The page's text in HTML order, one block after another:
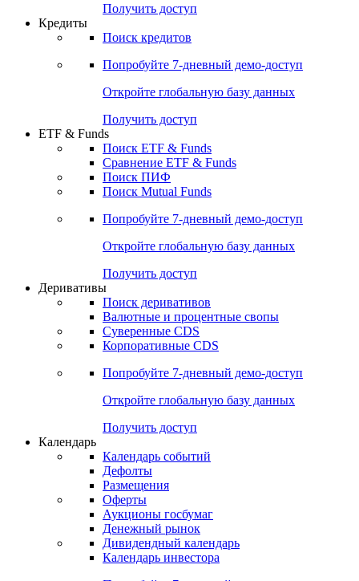
Получить доступ
Кредиты
Поиск кредитов
Попробуйте 7-дневный демо-доступ
Откройте глобальную базу данных
Получить доступ
ETF & Funds
Поиск ETF & Funds
Сравнение ETF & Funds
Поиск ПИФ
Поиск Mutual Funds
Попробуйте 7-дневный демо-доступ
Откройте глобальную базу данных
Получить доступ
Деривативы
Поиск деривативов
Валютные и процентные свопы
Суверенные CDS
Корпоративные CDS
Попробуйте 7-дневный демо-доступ
Откройте глобальную базу данных
Получить доступ
Календарь
Календарь событий
Дефолты
Размещения
Оферты
Аукционы госбумаг
Денежный рынок
Дивидендный календарь
Календарь инвестора